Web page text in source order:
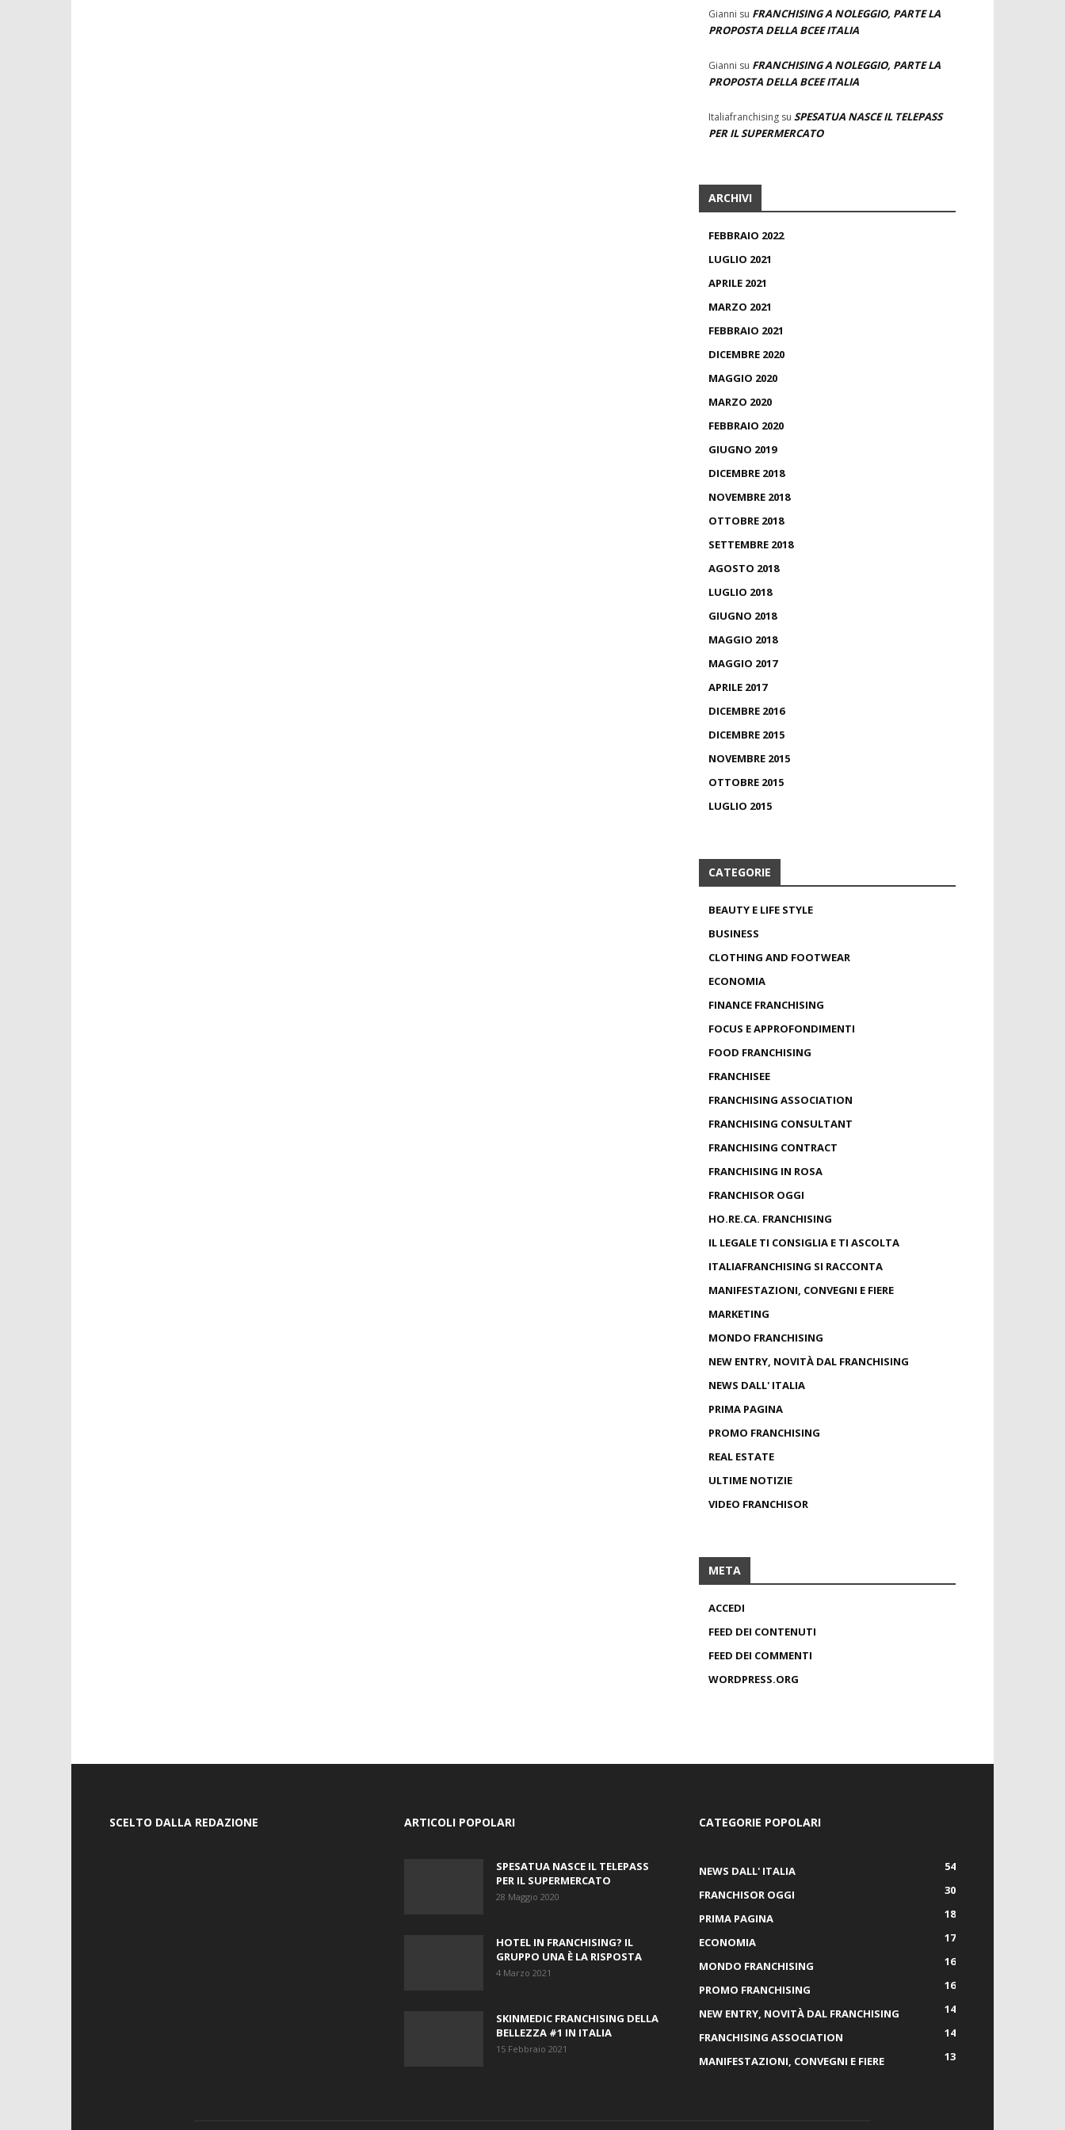
Gianni su FRANCHISING A NOLEGGIO, PARTE LA
PROPOSTA DELLA BCEE ITALIA
Gianni su FRANCHISING A NOLEGGIO, PARTE LA
PROPOSTA DELLA BCEE ITALIA
Italiafranchising su SPESATUA NASCE IL TELEPASS
PER IL SUPERMERCATO
ARCHIVI
FEBBRAIO 2022
LUGLIO 2021
APRILE 2021
MARZO 2021
FEBBRAIO 2021
DICEMBRE 2020
MAGGIO 2020
MARZO 2020
FEBBRAIO 2020
GIUGNO 2019
DICEMBRE 2018
NOVEMBRE 2018
OTTOBRE 2018
SETTEMBRE 2018
AGOSTO 2018
LUGLIO 2018
GIUGNO 2018
MAGGIO 2018
MAGGIO 2017
APRILE 2017
DICEMBRE 2016
DICEMBRE 2015
NOVEMBRE 2015
OTTOBRE 2015
LUGLIO 2015
CATEGORIE
BEAUTY E LIFE STYLE
BUSINESS
CLOTHING AND FOOTWEAR
ECONOMIA
FINANCE FRANCHISING
FOCUS E APPROFONDIMENTI
FOOD FRANCHISING
FRANCHISEE
FRANCHISING ASSOCIATION
FRANCHISING CONSULTANT
FRANCHISING CONTRACT
FRANCHISING IN ROSA
FRANCHISOR OGGI
HO.RE.CA. FRANCHISING
IL LEGALE TI CONSIGLIA E TI ASCOLTA
ITALIAFRANCHISING SI RACCONTA
MANIFESTAZIONI, CONVEGNI E FIERE
MARKETING
MONDO FRANCHISING
NEW ENTRY, NOVITÀ DAL FRANCHISING
NEWS DALL' ITALIA
PRIMA PAGINA
PROMO FRANCHISING
REAL ESTATE
ULTIME NOTIZIE
VIDEO FRANCHISOR
META
ACCEDI
FEED DEI CONTENUTI
FEED DEI COMMENTI
WORDPRESS.ORG
SCELTO DALLA REDAZIONE ARTICOLI POPOLARI
SPESATUA NASCE IL TELEPASS
PER IL SUPERMERCATO
28 Maggio 2020
HOTEL IN FRANCHISING? IL
GRUPPO UNA È LA RISPOSTA
4 Marzo 2021
SKINMEDIC FRANCHISING DELLA
BELLEZZA #1 IN ITALIA
15 Febbraio 2021
CATEGORIE POPOLARI
NEWS DALL' ITALIA
54
FRANCHISOR OGGI
30
PRIMA PAGINA
18
ECONOMIA
17
MONDO FRANCHISING
16
PROMO FRANCHISING
16
NEW ENTRY, NOVITÀ DAL FRANCHISING
14
FRANCHISING ASSOCIATION
14
MANIFESTAZIONI, CONVEGNI E FIERE
13